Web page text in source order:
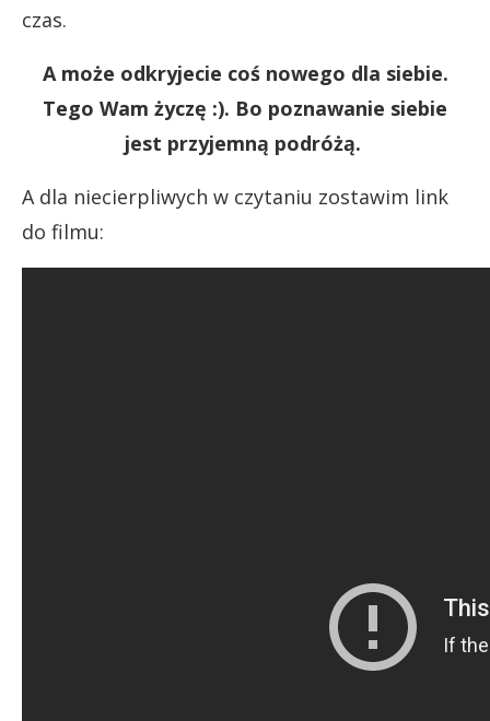
czas.
A może odkryjecie coś nowego dla siebie.
Tego Wam życzę :). Bo poznawanie siebie
jest przyjemną podróżą.
A dla niecierpliwych w czytaniu zostawim link
do filmu: